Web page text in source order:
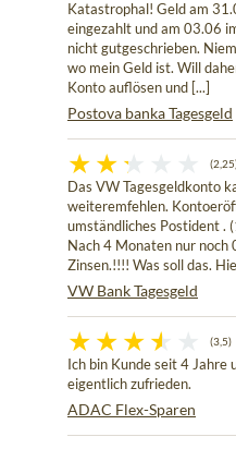
Katastrophal! Geld am
eingezahlt und am 03.06
nicht gutgeschrieben.
wo mein Geld ist. Will
Konto auflösen und [...]
Postova banka Tagesgeld
Das VW Tagesgeldkonto
weiteremfehlen.
umständliches Postident .
Nach 4 Monaten nur noch
Zinsen.!!!! Was soll das.
VW Bank Tagesgeld
(3,5)
Ich bin Kunde seit 4 Jahre
eigentlich zufrieden.
ADAC Flex-Sparen